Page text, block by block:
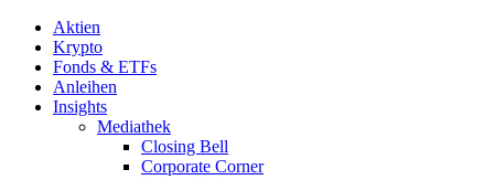
Aktien
Krypto
Fonds & ETFs
Anleihen
Insights
Mediathek
Closing Bell
Corporate Corner